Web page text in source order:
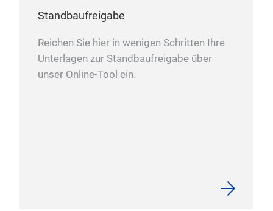
Standbaufreigabe
Reichen Sie hier in wenigen Schritten Ihre
Unterlagen zur Standbaufreigabe über
unser Online-Tool ein.